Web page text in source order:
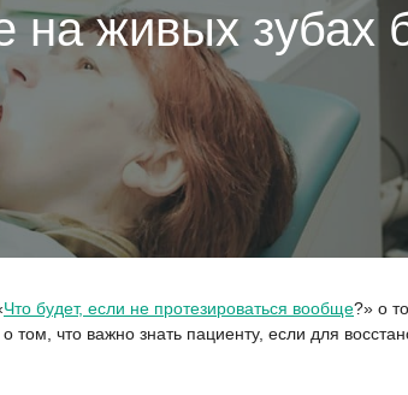
на живых зубах
Что будет, если не протезироваться вообще?» о
том, что важно знать пациенту, если для